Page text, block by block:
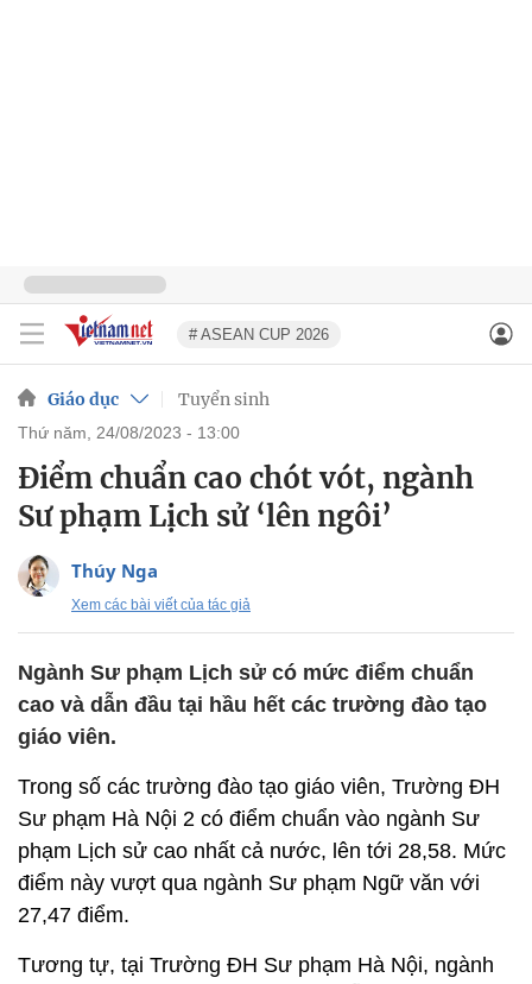
# ASEAN CUP 2026
Giáo dục Tuyển sinh
thứ năm, 24/08/2023 - 13:00
Điểm chuẩn cao chót vót, ngành
Sư phạm Lịch sử ‘lên ngôi’
Thúy Nga
Xem các bài viết của tác giả
Ngành Sư phạm Lịch sử có mức điểm chuẩn
cao và dẫn đầu tại hầu hết các trường đào tạo
giáo viên.
Trong số các trường đào tạo giáo viên, Trường ĐH
Sư phạm Hà Nội 2 có điểm chuẩn vào ngành Sư
phạm Lịch sử cao nhất cả nước, lên tới 28,58. Mức
điểm này vượt qua ngành Sư phạm Ngữ văn với
27,47 điểm.
Tương tự, tại Trường ĐH Sư phạm Hà Nội, ngành